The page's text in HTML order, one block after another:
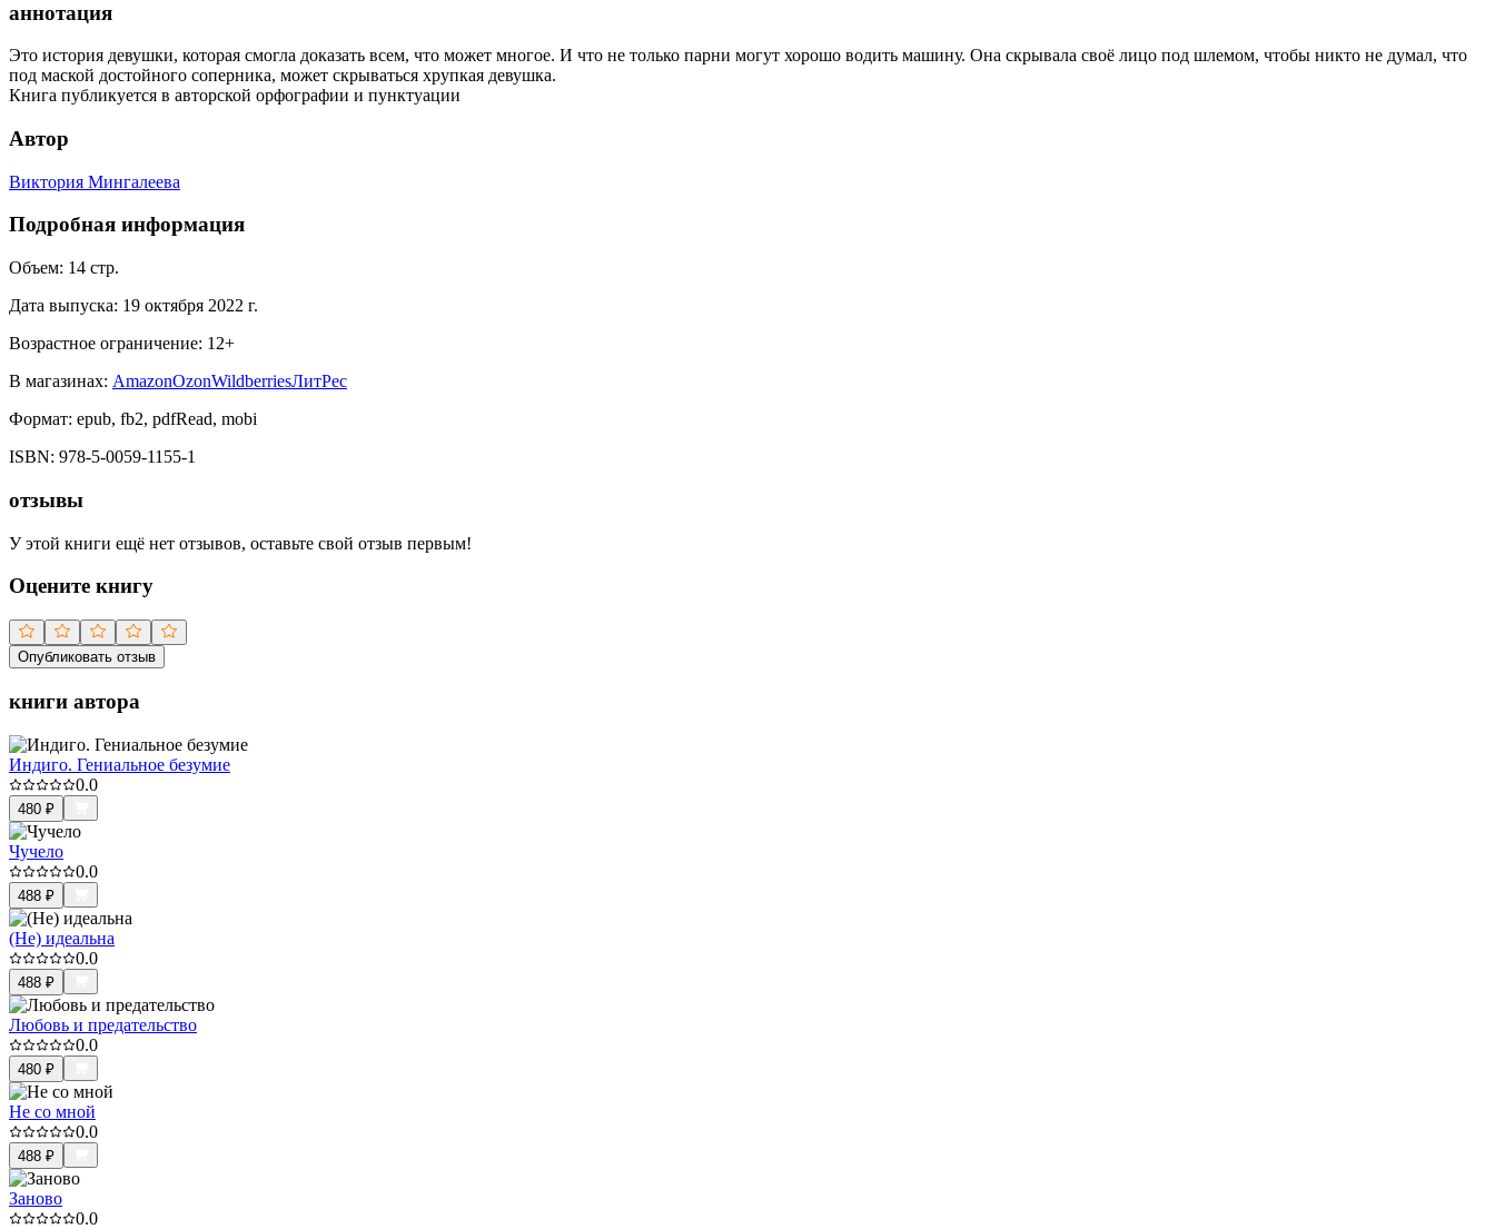
аннотация
Это история девушки, которая смогла доказать всем, что может многое. И что не только парни могут хорошо водить машину. Она скрывала своё лицо под шлемом, чтобы никто не думал, что
под маской достойного соперника, может скрываться хрупкая девушка.
Книга публикуется в авторской орфографии и пунктуации
Автор
Виктория Мингалеева
Подробная информация
Объем: 14 стр.
Дата выпуска: 19 октября 2022 г.
Возрастное ограничение: 12+
В магазинах: AmazonOzonWildberriesЛитРес
Формат: epub, fb2, pdfRead, mobi
ISBN: 978-5-0059-1155-1
отзывы
У этой книги ещё нет отзывов, оставьте свой отзыв первым!
Оцените книгу
Опубликовать отзыв
книги автора
Индиго. Гениальное безумие
0.0
480 ₽
Чучело
0.0
488 ₽
(Не) идеальна
0.0
488 ₽
Любовь и предательство
0.0
480 ₽
Не со мной
0.0
488 ₽
Заново
0.0